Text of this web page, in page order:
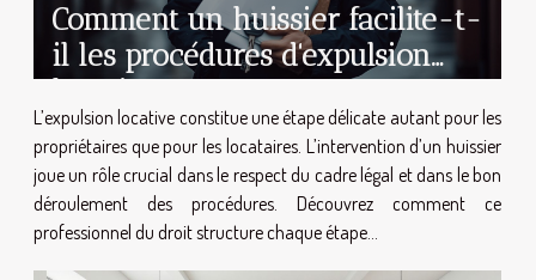
Comment un huissier facilite-t-
il les procédures d'expulsion
locative ?
L’expulsion locative constitue une étape délicate autant pour les
propriétaires que pour les locataires. L’intervention d’un huissier
joue un rôle crucial dans le respect du cadre légal et dans le bon
déroulement des procédures. Découvrez comment ce
professionnel du droit structure chaque étape...